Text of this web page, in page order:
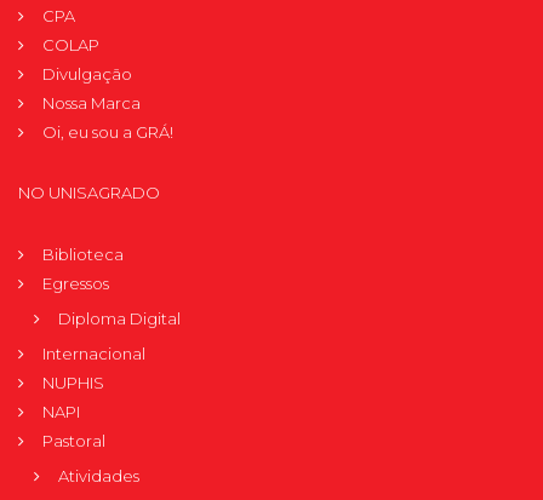
CPA
COLAP
Divulgação
Nossa Marca
Oi, eu sou a GRÁ!
NO UNISAGRADO
Biblioteca
Egressos
Diploma Digital
Internacional
NUPHIS
NAPI
Pastoral
Atividades